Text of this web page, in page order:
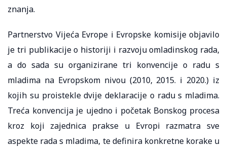
znanja.
Partnerstvo Vijeća Evrope i Evropske komisije objavilo
je tri publikacije o historiji i razvoju omladinskog rada,
a do sada su organizirane tri konvencije o radu s
mladima na Evropskom nivou (2010, 2015. i 2020.) iz
kojih su proistekle dvije deklaracije o radu s mladima.
Treća konvencija je ujedno i početak Bonskog procesa
kroz koji zajednica prakse u Evropi razmatra sve
aspekte rada s mladima, te definira konkretne korake u